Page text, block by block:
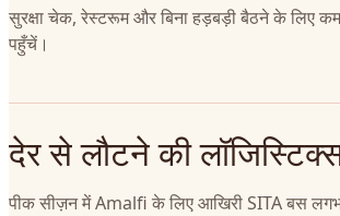
सुरक्षा चेक, रेस्टरूम और बिना हड़बड़ी बैठने के लिए
पहुँचें।
देर से लौटने की
पीक सीज़न में Amalfi के लिए आखिरी SITA बस